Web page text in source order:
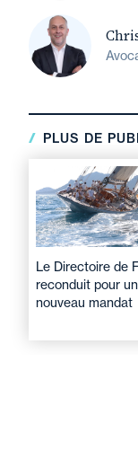
PLUS DE
Le Directoire de
reconduit pour un
nouveau mandat